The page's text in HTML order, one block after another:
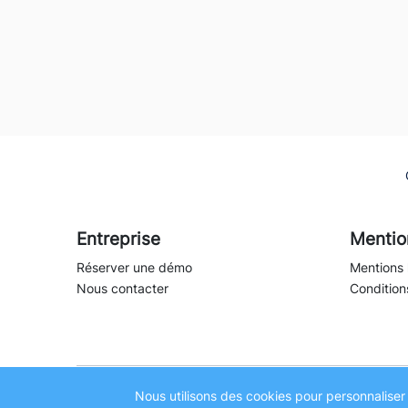
Entreprise
Réserver une démo
Nous contacter
Mentions
2026 - koann.app
Nous utilisons des cookies pour